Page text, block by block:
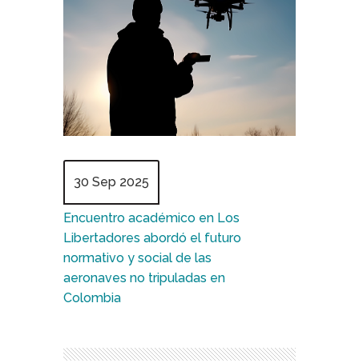
30 Sep 2025
Encuentro académico en Los
Libertadores abordó el futuro
normativo y social de las
aeronaves no tripuladas en
Colombia